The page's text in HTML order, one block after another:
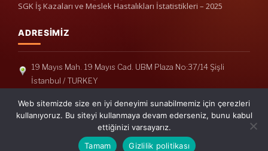
SGK İş Kazaları ve Meslek Hastalıkları İstatistikleri – 2025
ADRESIMIZ
19 Mayıs Mah. 19 Mayıs Cad. UBM Plaza No:37/14 Şişli
İstanbul / TURKEY
Telefon: +90(212) 240 33 39
Telefon: +90(212) 248 19 36
info@erisymm.com
Web sitemizde size en iyi deneyimi sunabilmemiz için çerezleri
kullanıyoruz. Bu siteyi kullanmaya devam ederseniz, bunu kabul
ettiğinizi varsayarız.
Tamam
Gizlilik politikası